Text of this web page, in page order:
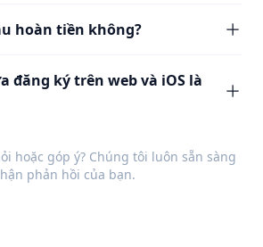
hoàn tiền không?
đăng ký trên web và iOS là
hoặc góp ý? Chúng tôi luôn sẵn sàng
phản hồi của bạn.